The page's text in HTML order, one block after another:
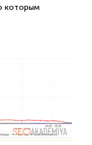
которым